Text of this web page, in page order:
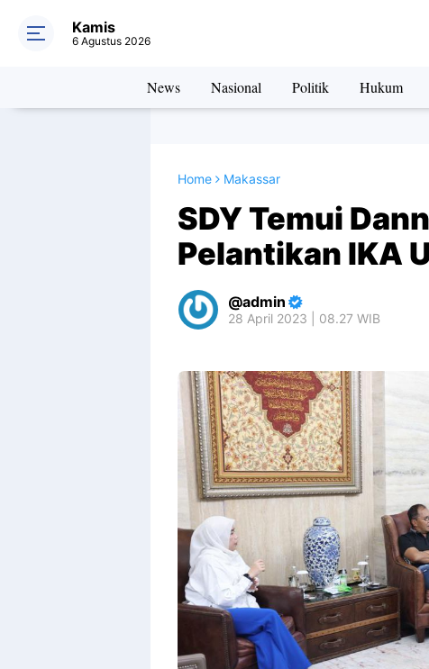
Kamis
6 Agustus 2026
News Nasional Politik Hukum
Home Makassar
SDY Temui
Pelantikan IKA
admin
28 April 2023 | 08.27 WIB